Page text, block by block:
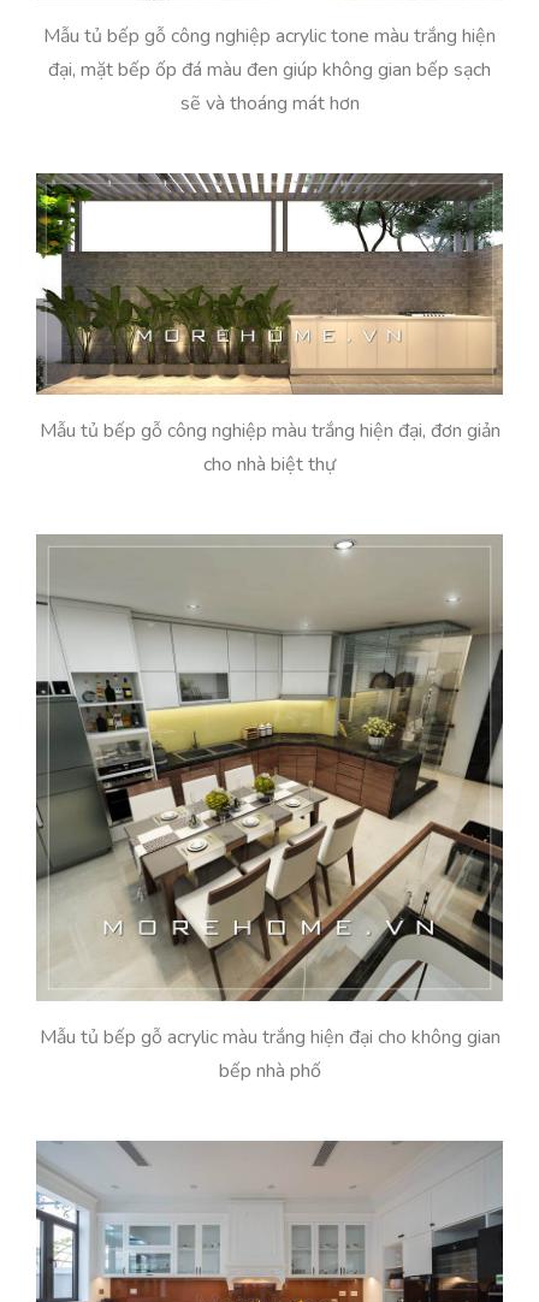
Mẫu tủ bếp gỗ công nghiệp acrylic tone màu trắng hiện
đại, mặt bếp ốp đá màu đen giúp không gian bếp sạch
sẽ và thoáng mát hơn
Mẫu tủ bếp gỗ công nghiệp màu trắng hiện đại, đơn giản
cho nhà biệt thự
Mẫu tủ bếp gỗ acrylic màu trắng hiện đại cho không gian
bếp nhà phố